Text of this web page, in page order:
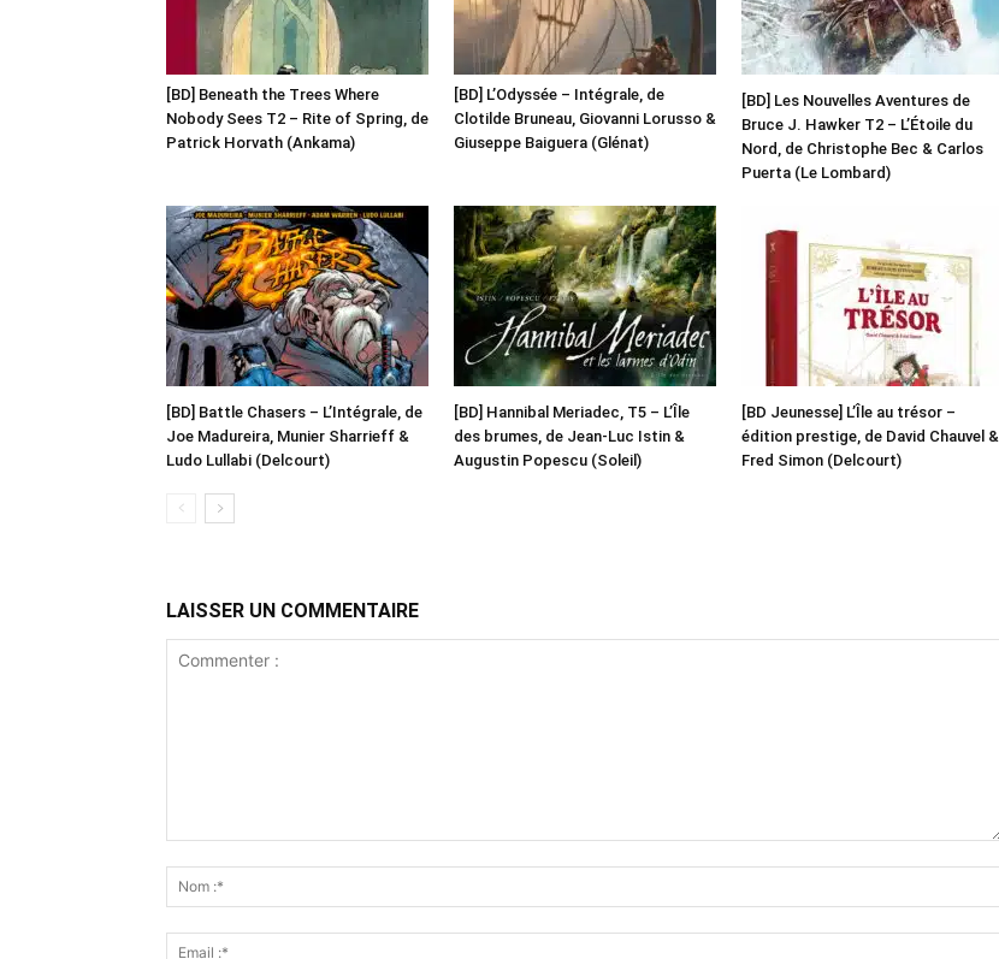
[BD] Beneath the Trees Where
Nobody Sees T2 – Rite of Spring, de
Patrick Horvath (Ankama)
[BD] L’Odyssée – Intégrale, de
Clotilde Bruneau, Giovanni Lorusso &
Giuseppe Baiguera (Glénat)
[BD] Les Nouvelles Aventures de
Bruce J. Hawker T2 – L’Étoile du
Nord, de Christophe Bec & Carlos
Puerta (Le Lombard)
[BD] Battle Chasers – L’Intégrale, de
Joe Madureira, Munier Sharrieff &
Ludo Lullabi (Delcourt)
[BD] Hannibal Meriadec, T5 – L’Île
des brumes, de Jean-Luc Istin &
Augustin Popescu (Soleil)
[BD Jeunesse] L’Île au trésor –
édition prestige, de David Chauvel &
Fred Simon (Delcourt)
LAISSER UN COMMENTAIRE